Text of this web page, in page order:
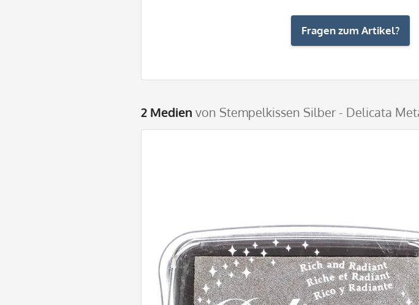
Fragen zum Artikel?
2 Medien von Stempelkissen Silber - Delicata